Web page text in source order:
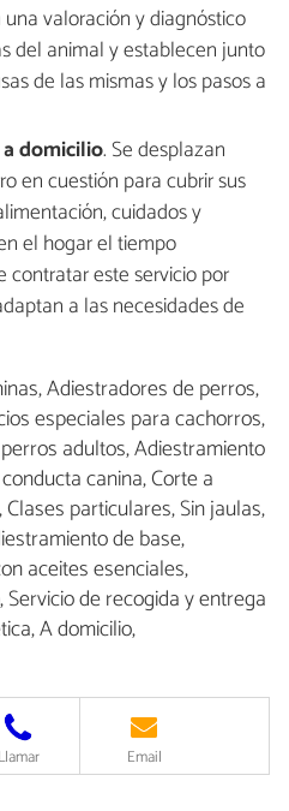
valoración y diagnóstico
del animal y establecen junto
de las mismas y los pasos a
domicilio. Se desplazan
en cuestión para cubrir sus
cuidados y
el hogar el tiempo
contratar este servicio por
a las necesidades de
Adiestradores de perros,
especiales para cachorros,
adultos, Adiestramiento
canina, Corte a
particulares, Sin jaulas,
de base,
aceites esenciales,
de recogida y entrega
A domicilio,
Llamar Email